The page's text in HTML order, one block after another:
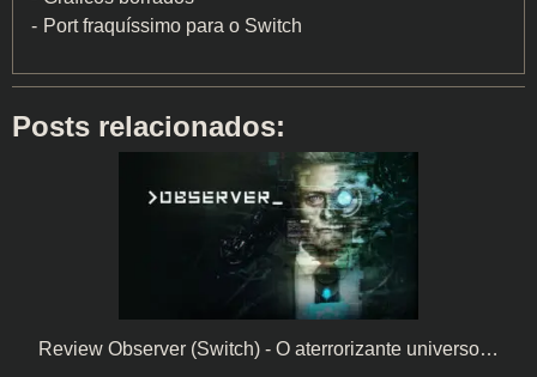
Port fraquíssimo para o Switch
Posts relacionados:
Review Observer (Switch) - O aterrorizante universo…